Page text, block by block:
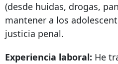
(desde huidas, drogas,
mantener a los
justicia penal.
Experiencia laboral: He